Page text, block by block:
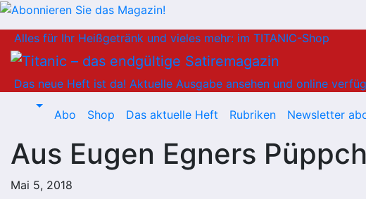
Inhalt
springen
Alles für Ihr Heißgetränk und vieles mehr: im TITANIC-Shop
Das neue Heft ist da! Aktuelle Ausgabe ansehen und online
Abo Shop Das aktuelle Heft Rubriken Newsletter
Aus Eugen Egners
Mai 5, 2018